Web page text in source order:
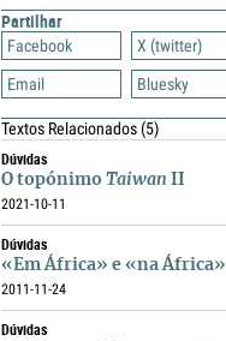
Partilhar
Facebook
X (twitter)
Email
Bluesky
Textos Relacionados(5)
Dúvidas
O topónimo Taiwan II
2021-10-11
Dúvidas
«Em África» e «na África»
2011-11-24
Dúvidas